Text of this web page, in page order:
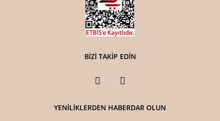
BİZİ TAKİP EDİN
YENİLİKLERDEN HABERDAR OLUN